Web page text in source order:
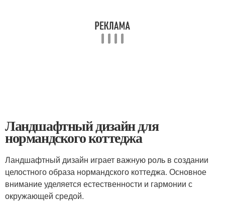
Ландшафтный дизайн для
нормандского коттеджа
Ландшафтный дизайн играет важную роль в создании
целостного образа нормандского коттеджа. Основное
внимание уделяется естественности и гармонии с
окружающей средой.